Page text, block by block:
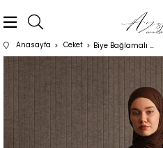
Anasayfa Ceket Biye Bağlamalı Blazer Ceket Kahverengi